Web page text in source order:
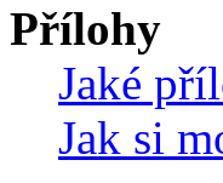
Přílohy
Jaké
Jak si